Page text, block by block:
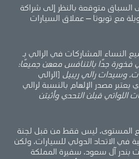
السباق متوقعة بالنظر إلى شراكة
مع تويوتا – عملاق السيارات
النساء المشاركات في الرالي بـ
فخورة جدًا بالتنافس معهن جميعًا:
وسيدات رالي ريبيل [الرالي
يعتبر مصدر الإلهام بالنسبة لرالي
اللواتي قبلن التحدي وأثبتن
المستوى، ليس فقط من قبل لجنة
في الاتحاد الدولي للسيارات، ولكن
بندر آل سعود، سفيرة المملكة